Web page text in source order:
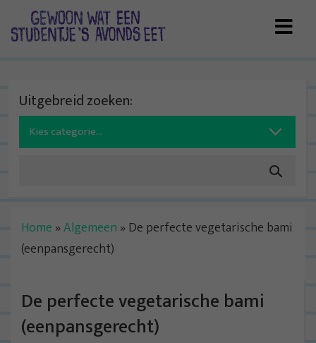
Uitgebreid zoeken:
Search
for:
Home »Algemeen » De perfecte vegetarische bami
(eenpansgerecht)
De perfecte vegetarische bami
(eenpansgerecht)